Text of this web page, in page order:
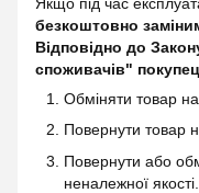
безкоштовно
Відповідно до
споживачів"
Обміняти товар
Повернути товар
Повернути або
неналежної якості.